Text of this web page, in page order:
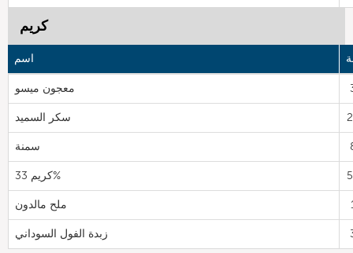
كريم
اسم
معجون ميسو
سكر السميد
سمنة
كريم 33%
ملح مالدون
زبدة الفول السوداني